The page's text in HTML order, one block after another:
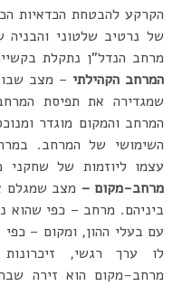
הקרקע להבטחת הכדאיות
של נרטיב שלטוני והבניה
מרחב הנדל”ן נתקלת בקשיים
המרחב הקהילתי – מצב שבו
שמגדירה את תפיסת
המרחב והמקום מוגדר
השימושי של המרחב.
עצמו ליוזמות של שחקני מפתח
מרחב-מקום – מצב שמגלם
ביניהם. מרחב – כפי שהוא
עם בעלי ההון, ומקום –
לו ערך רגשי,
מרחב-מקום הוא זירה